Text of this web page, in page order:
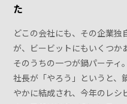
た
どこの会社にも、その企業
が、ビービットにもいくつか
そのうちの一つが鍋パーティ。
社長が「やろう」というと、
やかに結成され、今年のレシ